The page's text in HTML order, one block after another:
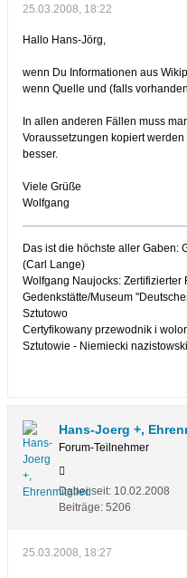
25.03.2008, 18:22
Hallo Hans-Jörg,
wenn Du Informationen aus
wenn Quelle und (falls
In allen anderen Fällen muss
Voraussetzungen kopiert
besser.
Viele Grüße
Wolfgang
Das ist die höchste aller Gaben:
(Carl Lange)
Wolfgang Naujocks: Zertifizierter
Gedenkstätte/Museum
Sztutowo
Certyfikowany przewodnik i
Sztutowie - Niemiecki
Hans-Joerg +,
Forum-Teilnehmer
Dabei seit: 10.02.2008
Beiträge: 5206
25.03.2008, 18:27